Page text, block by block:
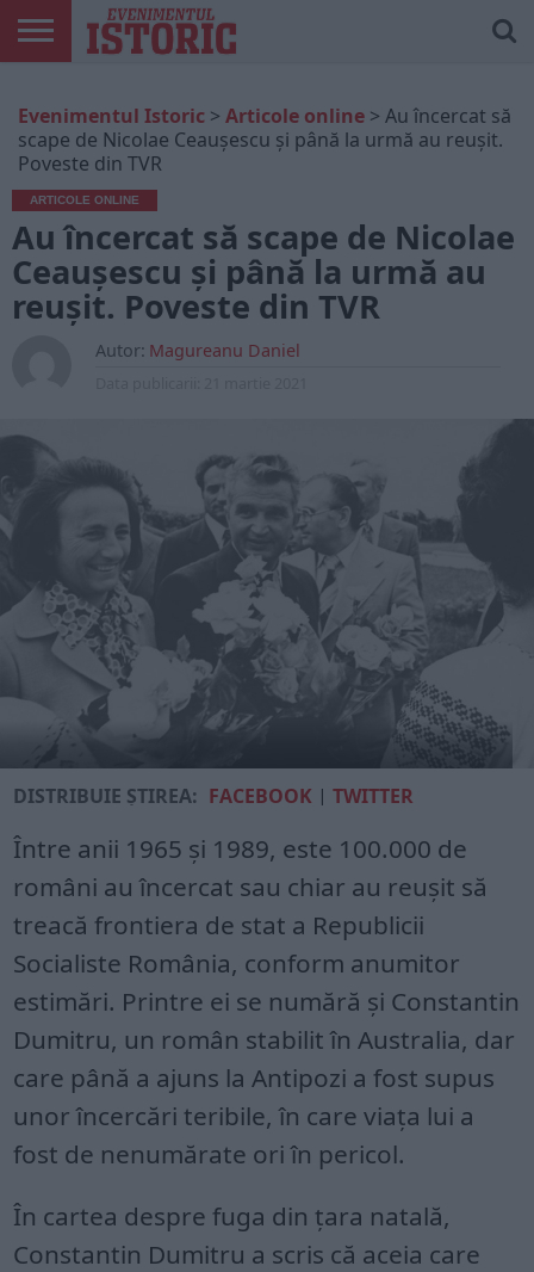
ONLINE
EDIȚII
TIPĂRITE
ISTORIC
PLAY
CONTUL
MEU
Evenimentul Istoric > Articole online > Au încercat să
scape de Nicolae Ceauşescu şi până la urmă au reuşit.
Poveste din TVR
ARTICOLE ONLINE
Au încercat să scape de Nicolae
Ceauşescu şi până la urmă au
reuşit. Poveste din TVR
Autor: Magureanu Daniel
DISTRIBUIE ȘTIREA: FACEBOOK |TWITTER
Între anii 1965 şi 1989, este 100.000 de
români au încercat sau chiar au reuşit să
treacă frontiera de stat a Republicii
Socialiste România, conform anumitor
estimări. Printre ei se numără şi Constantin
Dumitru, un român stabilit în Australia, dar
care până a ajuns la Antipozi a fost supus
unor încercări teribile, în care viaţa lui a
fost de nenumărate ori în pericol.
În cartea despre fuga din ţara natală,
Constantin Dumitru a scris că aceia care